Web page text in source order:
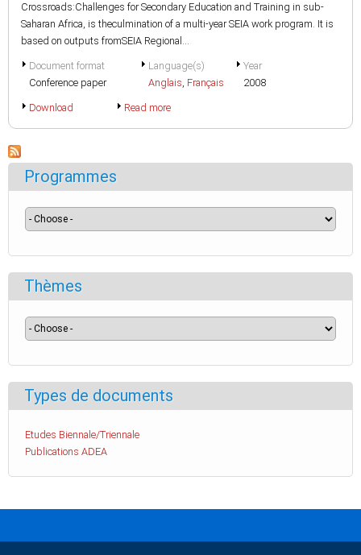
Crossroads:Challenges for Secondary Education and Training in sub-
Saharan Africa, is theculmination of a multi-year SEIA work program. It is
based on outputs fromSEIA Regional...
Document format
Conference paper
Language(s)
Anglais, Français
Year
2008
Download Read more
Programmes
Thèmes
Types de documents
Etudes Biennale/Triennale
Publications ADEA